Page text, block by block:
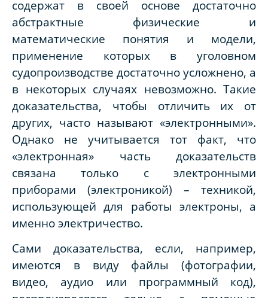
содержат в своей основе достаточно
абстрактные физические и
математические понятия и модели,
применение которых в уголовном
судопроизводстве достаточно усложнено, а
в некоторых случаях невозможно. Такие
доказательства, чтобы отличить их от
других, часто называют «электронными».
Однако не учитывается тот факт, что
«электронная» часть доказательств
связана только с электронными
приборами (электроникой) – техникой,
использующей для работы электроны, а
именно электричество.
Сами доказательства, если, например,
имеются в виду файлы (фотографии,
видео, аудио или программный код),